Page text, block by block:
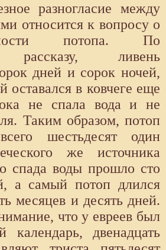
разногласие между
относится к вопросу о
потопа. По
рассказу, ливень
дней и сорок ночей,
оставался в ковчеге еще
не спала вода и не
Таким образом, потоп
шестьдесят один
же источника
спада воды прошло сто
а самый потоп длился
месяцев и десять дней.
что у евреев был
календарь, двенадцать